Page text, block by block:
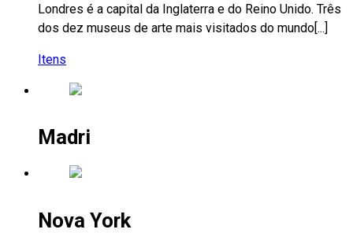
Londres é a capital da Inglaterra e do Reino Unido. Três
dos dez museus de arte mais visitados do mundo[...]
Itens
Madri
Nova York